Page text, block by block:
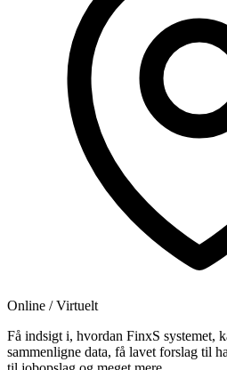
Online / Virtuelt
Få indsigt i, hvordan FinxS systemet,
sammenligne data, få lavet forslag til